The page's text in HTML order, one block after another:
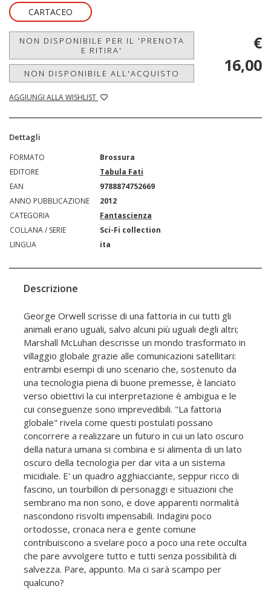
CARTACEO
NON DISPONIBILE PER IL 'PRENOTA
E RITIRA'
NON DISPONIBILE ALL'ACQUISTO
AGGIUNGI ALLA WISHLIST
€
16,00
Dettagli
FORMATO
Brossura
EDITORE
Tabula Fati
EAN
9788874752669
ANNO PUBBLICAZIONE
2012
CATEGORIA
Fantascienza
COLLANA / SERIE
Sci-Fi collection
LINGUA
ita
Descrizione
George Orwell scrisse di una fattoria in cui tutti gli
animali erano uguali, salvo alcuni più uguali degli altri;
Marshall McLuhan descrisse un mondo trasformato in
villaggio globale grazie alle comunicazioni satellitari:
entrambi esempi di uno scenario che, sostenuto da
una tecnologia piena di buone premesse, è lanciato
verso obiettivi la cui interpretazione è ambigua e le
cui conseguenze sono imprevedibili. "La fattoria
globale" rivela come questi postulati possano
concorrere a realizzare un futuro in cui un lato oscuro
della natura umana si combina e si alimenta di un lato
oscuro della tecnologia per dar vita a un sistema
micidiale. E' un quadro agghiacciante, seppur ricco di
fascino, un tourbillon di personaggi e situazioni che
sembrano ma non sono, e dove apparenti normalità
nascondono risvolti impensabili. Indagini poco
ortodosse, cronaca nera e gente comune
contribuiscono a svelare poco a poco una rete occulta
che pare avvolgere tutto e tutti senza possibilità di
salvezza. Pare, appunto. Ma ci sarà scampo per
qualcuno?